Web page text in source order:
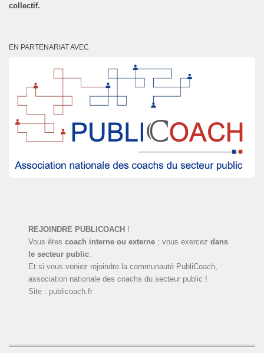
collectif.
EN PARTENARIAT AVEC
REJOINDRE PUBLICOACH !
Vous êtescoach interne ou externe ; vous exercezdans
le secteur public.
Et si vous veniez rejoindre la communauté PubliCoach,
association nationale des coachs du secteur public !
Site : publicoach.fr